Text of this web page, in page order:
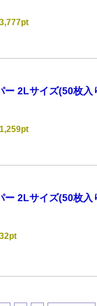
3,777pt
2Lサイズ(50枚入
1,259pt
ー 2Lサイズ(50枚入